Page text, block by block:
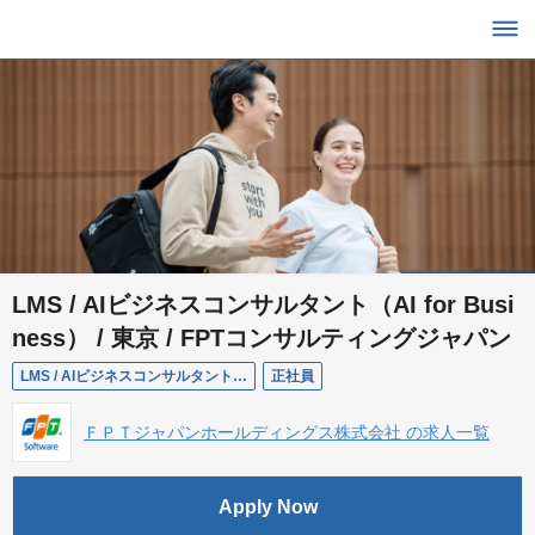
LMS / AIビジネスコンサルタント（AI for Busi
ness） / 東京 / FPTコンサルティングジャパン
LMS / AIビジネスコンサルタント（AI for Business） / 東京 / FPTコンサルティングジャパン 正社員
ＦＰＴジャパンホールディングス株式会社 の求人一覧
Apply Now